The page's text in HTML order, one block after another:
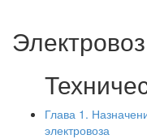
Глава 1.
электровоза